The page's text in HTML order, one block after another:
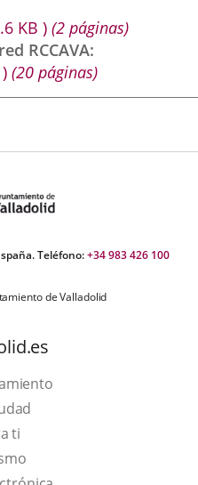
KB ) (2 páginas)
RCCAVA
) (20 páginas)
Teléfono:+34 983 426 100
de Valladolid
ti
Este